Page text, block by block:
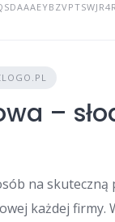
–
na
każdej